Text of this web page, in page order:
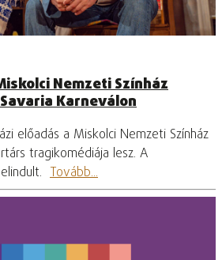
Nemzeti Színház
Karneválon
előadás a Miskolci Nemzeti Színház
tragikomédiája lesz. A
Tovább...